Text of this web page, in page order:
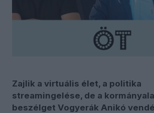
Zajlik a virtuális élet, a politika
streamingelése, de a
beszélget Vogyerák Anikó